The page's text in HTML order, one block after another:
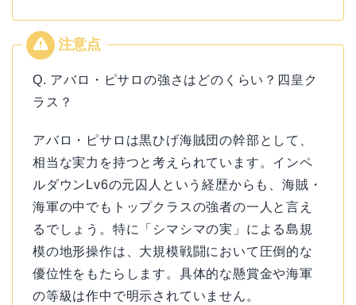
Q. アバロ・ピサロの強さはどのくらい？四皇ク
ラス？
アバロ・ピサロは黒ひげ海賊団の幹部として、
相当な実力を持つと考えられています。インペ
ルダウンLv6の元囚人という経歴からも、海賊・
海軍の中でもトップクラスの強者の一人と言え
るでしょう。特に「シマシマの実」による島規
模の地形操作は、大規模戦闘において圧倒的な
優位性をもたらします。具体的な懸賞金や海軍
の等級は作中で明示されていません。